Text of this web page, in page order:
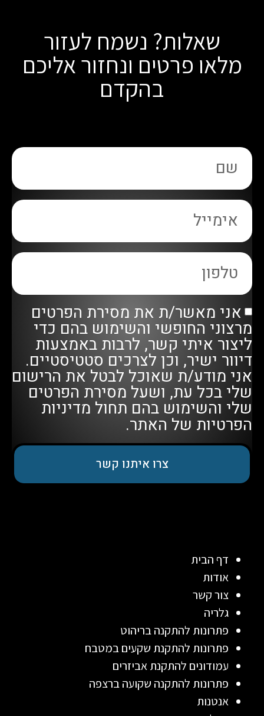
שאלות? נשמח לעזור
מלאו פרטים ונחזור אליכם
בהקדם
אני מאשר/ת את מסירת הפרטים
מרצוני החופשי והשימוש בהם כדי
ליצור איתי קשר, לרבות באמצעות
דיוור ישיר, וכן לצרכים סטטיסטיים.
אני מודע/ת שאוכל לבטל את הרישום
שלי בכל עת, ושעל מסירת הפרטים
שלי והשימוש בהם תחול מדיניות
הפרטיות של האתר.
צרו איתנו קשר
דף הבית
אודות
צור קשר
גלריה
פתרונות להתקנה בריהוט
פתרונות להתקנת שקעים במטבח
עמודונים להתקנת אביזרים
פתרונות להתקנה שקועה ברצפה
אנטנות